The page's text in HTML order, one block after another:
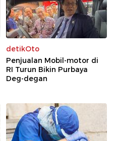
detikOto
Penjualan Mobil-motor di
RI Turun Bikin Purbaya
Deg-degan